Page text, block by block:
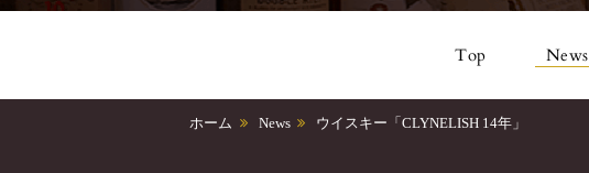
Top News
ホーム News ウイスキー「CLYNELISH 14年」